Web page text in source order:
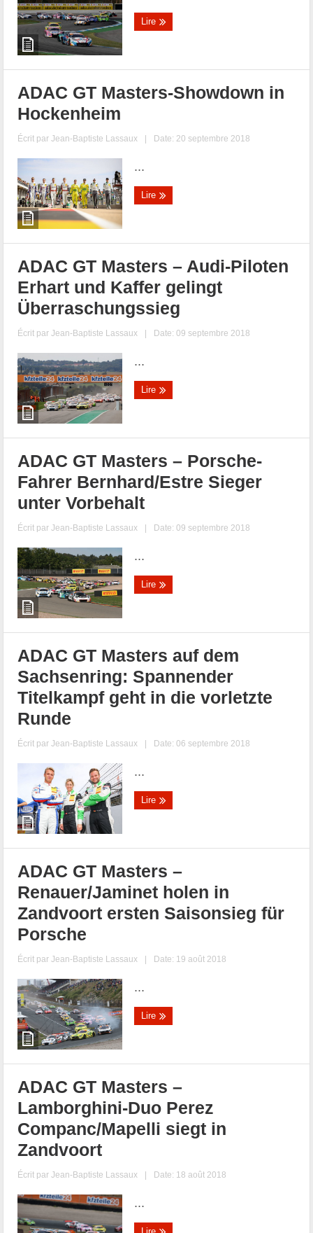
Lire
ADAC GT Masters-Showdown in
Hockenheim
Écrit parJean-Baptiste Lassaux | Date: 20 septembre 2018
...
Lire
ADAC GT Masters – Audi-Piloten
Erhart und Kaffer gelingt
Überraschungssieg
Écrit parJean-Baptiste Lassaux | Date: 09 septembre 2018
...
Lire
ADAC GT Masters – Porsche-
Fahrer Bernhard/Estre Sieger
unter Vorbehalt
Écrit parJean-Baptiste Lassaux | Date: 09 septembre 2018
...
Lire
ADAC GT Masters auf dem
Sachsenring: Spannender
Titelkampf geht in die vorletzte
Runde
Écrit parJean-Baptiste Lassaux | Date: 06 septembre 2018
...
Lire
ADAC GT Masters –
Renauer/Jaminet holen in
Zandvoort ersten Saisonsieg für
Porsche
Écrit parJean-Baptiste Lassaux | Date: 19 août 2018
...
Lire
ADAC GT Masters –
Lamborghini-Duo Perez
Companc/Mapelli siegt in
Zandvoort
Écrit parJean-Baptiste Lassaux | Date: 18 août 2018
...